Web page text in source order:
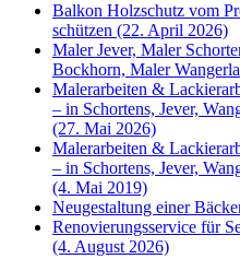
Balkon Holzschutz vom
schützen (22. April 2026)
Maler Jever, Maler
Bockhorn, Maler
Malerarbeiten &
– in Schortens, Jever,
(27. Mai 2026)
Malerarbeiten &
– in Schortens, Jever,
(4. Mai 2019)
Neugestaltung einer
Renovierungsservice für
(4. August 2026)